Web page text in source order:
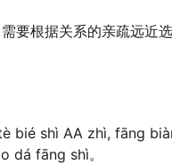
要根据关系的亲疏远近
bié shì AA zhì, fāng
dá fāng shì。